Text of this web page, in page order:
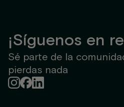
¡Síguenos en
Sé parte de la
pierdas nada